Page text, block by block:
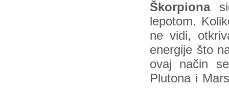
Škorpiona
lepotom.
ne vidi,
energije što
ovaj način
Plutona i